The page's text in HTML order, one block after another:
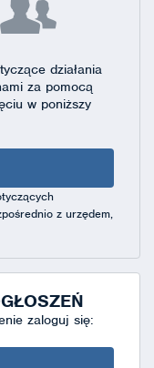
działania
za pomocą
w poniższy
z urzędem,
zaloguj się: